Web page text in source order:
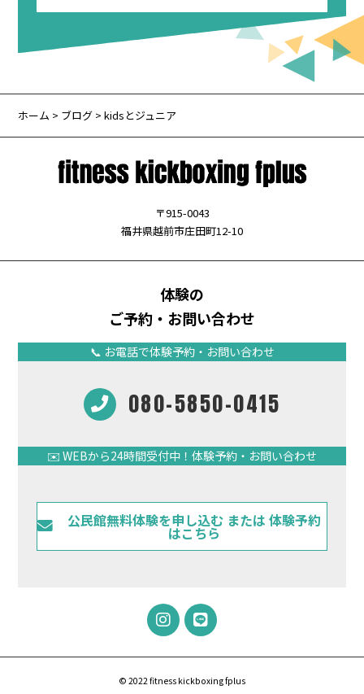
ホーム > ブログ > kidsとジュニア
〒915-0043
福井県越前市庄田町12-10
体験の
ご予約・お問い合わせ
📞 お電話で体験予約・お問い合わせ
080-5850-0415
✉️ WEBから24時間受付中！体験予約・お問い合わせ
公民館無料体験を申し込む または 体験予約
はこちら
© 2022 fitness kickboxing fplus